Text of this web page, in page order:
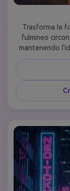
Trasforma la
fulmineo
mantenendo
elegante abito
fulmini,
energia
corsa con
della persona